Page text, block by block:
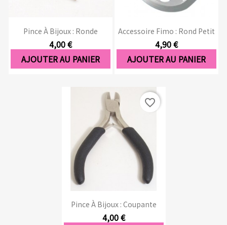
Pince À Bijoux : Ronde
4,00 €
AJOUTER AU PANIER
Accessoire Fimo : Rond Petit
4,90 €
AJOUTER AU PANIER
Pince À Bijoux : Coupante
4,00 €
favorite_border